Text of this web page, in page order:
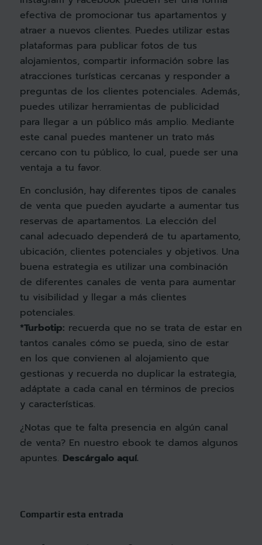
efectiva de promocionar tus apartamentos y
atraer a nuevos clientes. Puedes utilizar estas
plataformas para publicar fotos de tus
alojamientos, compartir información sobre las
atracciones turísticas cercanas y responder a
preguntas de los clientes potenciales. Además,
puedes utilizar herramientas de publicidad
para llegar a un público más amplio. Mediante
este canal puedes mantener un trato más
cercano con tu público, lo cual, puede ser una
ventaja a tu favor.
En conclusión, hay diferentes tipos de canales
de venta que pueden ayudarte a aumentar tus
reservas de apartamentos. La elección del
canal adecuado dependerá de tu apartamento,
ubicación, clientes potenciales y objetivos. Una
buena estrategia es utilizar una combinación
de diferentes canales de venta para aumentar
tu visibilidad y llegar a más clientes
potenciales.
*Turbotip: recuerda que no se trata de estar en
tantos canales cómo se pueda, sino de estar
en los que convienen al alojamiento que
gestionas y recuerda no duplicar la estrategia,
adáptate a cada canal en términos de precios
y características.
¿Notas que te falta presencia en algún canal
de venta? En nuestro ebook te damos algunos
apuntes. Descárgalo aquí.
Compartir esta entrada